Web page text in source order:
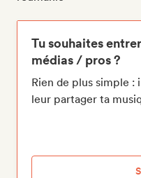
Tu souhaites
médias / pros ?
Rien de plus simple
leur partager ta